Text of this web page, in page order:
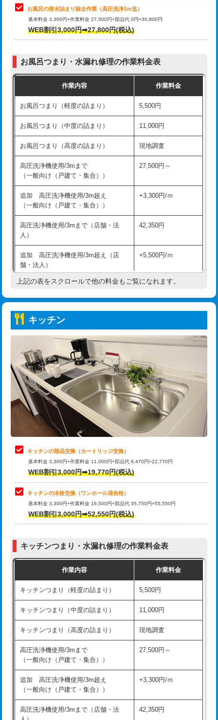
その他部品の脱着 8,800円～
交換・取付（タンク）
交換・取付（普通便座） 11,000円+材料費
交換・取付（温水洗浄便座） 16,500円+材料費
交換・取付(単水栓（壁付・デッキ
式）)
13,200円+材料費
交換・取付(混合水栓（壁付・デッキ
式・ワンホール）)
16,500円+材料費
交換・取付(排水栓・排水トラップ
（P/S/ポップアップ））
22,000円+材料費
交換・取付（その他部品） 11,000円+材料費
持込商品取付（単水栓） 13,200円
持込商品取付（混合水栓）
持込商品取付（浄水器・分岐水栓） 16,500円
持込商品取付（温水洗浄便座） 22,000円
持込商品取付（普通便座⇔温水洗浄便
22,000円
給水管工事※（ホール加工)
給水管工事※（バンド止め) 3,300円
給水管工事※（支持金具設置) 5,500円
給水管工事※（保温材使用（バンド止
め込み）)
5,500円
給水管工事※（土の掘削・埋め戻し作
11,000円
給水管工事※（塩ビ管（VP・HI）使
用/3ｍまで)
給水管工事※（塩ビ管（VP・HI）使
用（追加）/3ｍ超え)
給水管工事※（ライニング鋼管・銅
管・ポリ管・HT管使用/3ｍまで)
44,000円
管・ポリ管・HT管使用/3ｍ超え)
排水管工事（土の掘削・埋め戻し作
11,000円~
排水管工事（排水管工事/3ｍまで） 55,000円
排水管工事（追加 排水管工事/3ｍ超
+11,000円
マス交換（深さ50㎝未満）
マス交換（深さ50㎝以上） 66,000円
コンクリート斫り（厚さ10㎝まで）
お風呂の排水詰まり除去作業（高圧洗浄3ｍ迄）
基本料金 3,300円+作業料金 27,500円+部品代 0円=30,800円
WEB割引3,000円➡27,800円(税込)
お風呂つまり・水漏れ修理の作業料金表
作業内容 作業料金
お風呂つまり（軽度の詰まり） 5,500円
お風呂つまり（中度の詰まり） 11,000円
お風呂つまり（高度の詰まり） 現地調査
高圧洗浄機使用/3mまで
（一般向け（戸建て・集合））
27,500円～
追加 高圧洗浄機使用/3m超え
（一般向け（戸建て・集合））
+3,300円/ｍ
高圧洗浄機使用/3mまで（店舗・法
人）
42,350円
追加 高圧洗浄機使用/3m超え（店
舗・法人）
+5,500円/ｍ
高度高圧洗浄換 現地調査
トーラー機使用/3mまで
追加トーラー機使用/3m超え +3,300円
カメラ調査 33,000円
桝清掃 8,800円
止水・漏水調査・防水処理・清掃・修
理・調整・分解・加工など（軽作業）
11,000円
止水・漏水調査・防水処理・清掃・修
理・調整・分解・加工など（中作業）
22,000円
止水・漏水調査・防水処理・清掃・修
理・調整・分解・加工など（重作業）
33,000円
お風呂タンク脱着
その他部品の脱着
式・ワンホール）)
交換・取付(排水栓・排水トラップ
22,000円+材料費
持込商品取付（単水栓）
持込商品取付（混合水栓） 16,500円
上記の表をスクロールで他の料金もご覧になれます。
キッチン
キッチンの部品交換（カートリッジ交換）
基本料金 3,300円+作業料金 11,000円+部品代 8,470円=22,770円
WEB割引3,000円➡19,770円(税込)
キッチンの水栓交換（ワンホール混合栓）
基本料金 3,300円+作業料金 16,500円+部品代 35,750円=55,550円
WEB割引3,000円➡52,550円(税込)
キッチンつまり・水漏れ修理の作業料金表
作業内容 作業料金
キッチンつまり（軽度の詰まり） 5,500円
キッチンつまり（中度の詰まり） 11,000円
キッチンつまり（高度の詰まり） 現地調査
高圧洗浄機使用/3mまで
（一般向け（戸建て・集合））
27,500円～
追加 高圧洗浄機使用/3m超え
（一般向け（戸建て・集合））
+3,300円/ｍ
高圧洗浄機使用/3mまで（店舗・法
42,350円